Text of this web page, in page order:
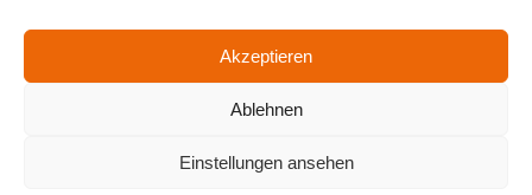
Akzeptieren
Ablehnen
Einstellungen ansehen
QUARTERBACK Immobilien ARENA
Am Sportforum 2, 04105 Leipzig
Sie erreichen uns mit dem Öffentlichen